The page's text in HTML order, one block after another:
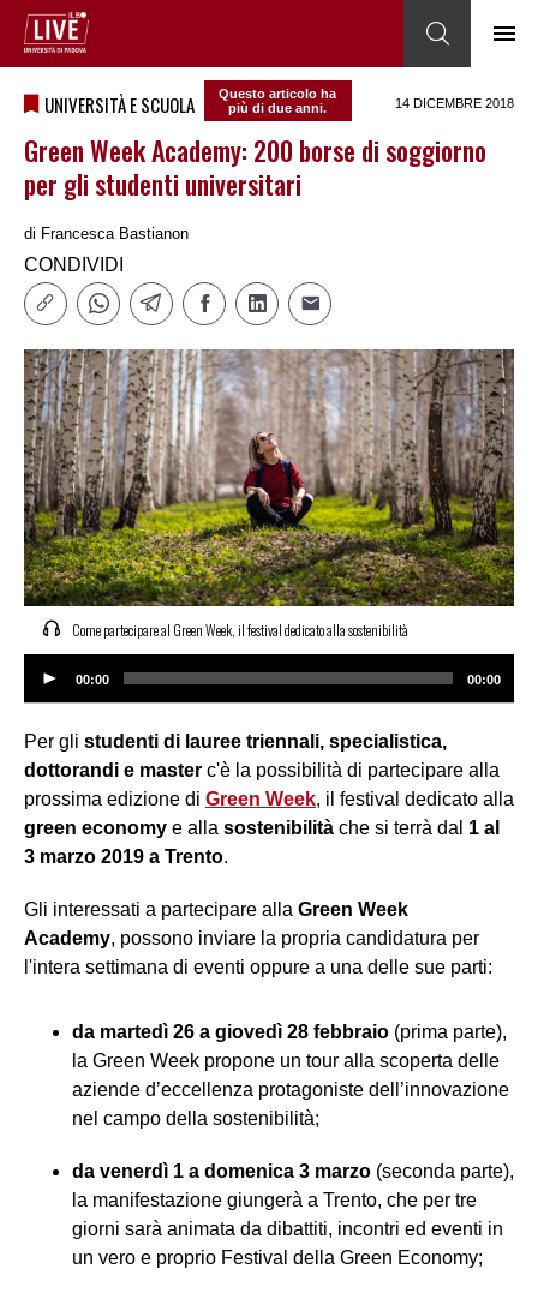
UNIVERSITÀ E SCUOLA
Questo articolo ha
più di due anni.
14 DICEMBRE 2018
Green Week Academy: 200 borse di soggiorno
per gli studenti universitari
di Francesca Bastianon
CONDIVIDI
Come partecipare al Green Week, il festival dedicato alla sostenibilità
Player00:00 00:00
Per gli studenti di lauree triennali, specialistica,
dottorandi e master c'è la possibilità di partecipare alla
prossima edizione di Green Week, il festival dedicato alla
green economy e alla sostenibilità che si terrà dal 1 al
3 marzo 2019 a Trento.
Gli interessati a partecipare alla Green Week
Academy, possono inviare la propria candidatura per
l'intera settimana di eventi oppure a una delle sue parti:
da martedì 26 a giovedì 28 febbraio (prima parte),
la Green Week propone un tour alla scoperta delle
aziende d’eccellenza protagoniste dell’innovazione
nel campo della sostenibilità;
da venerdì 1 a domenica 3 marzo (seconda parte),
la manifestazione giungerà a Trento, che per tre
giorni sarà animata da dibattiti, incontri ed eventi in
un vero e proprio Festival della Green Economy;